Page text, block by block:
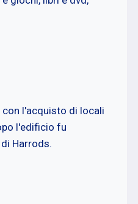
l'acquisto di locali
l'edificio fu
Harrods.